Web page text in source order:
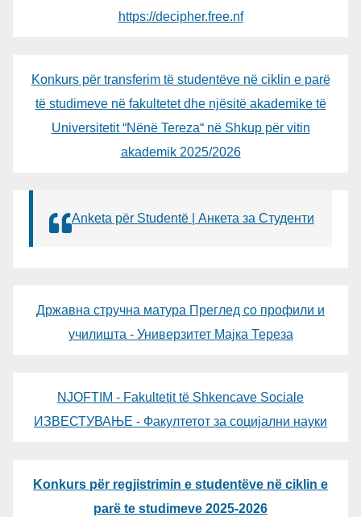
https://decipher.free.nf
Konkurs për transferim të studentëve në ciklin e parë
të studimeve në fakultetet dhe njësitë akademike të
Universitetit “Nënë Tereza“ në Shkup për vitin
akademik 2025/2026
Anketa për Studentë | Анкета за Студенти
Државна стручна матура Преглед со профили и
училишта - Универзитет Мајка Тереза
NJOFTIM - Fakultetit të Shkencave Sociale
ИЗВЕСТУВАЊЕ - Факултетот за социјални науки
Konkurs për regjistrimin e studentëve në ciklin e
parë te studimeve 2025-2026